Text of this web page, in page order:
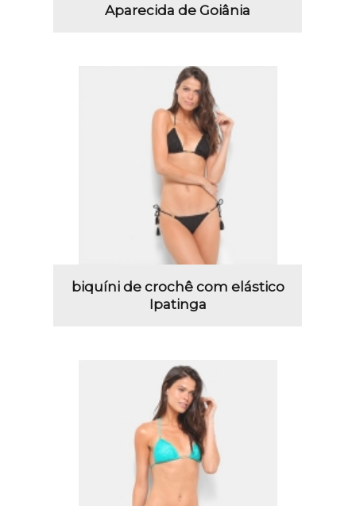
Aparecida de Goiânia
biquíni de crochê com elástico
Ipatinga